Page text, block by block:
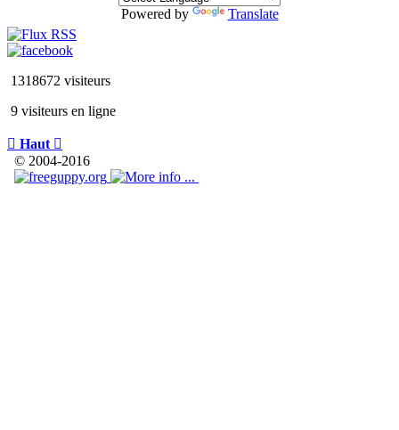
Powered by Translate
1318672 visiteurs
9 visiteurs en ligne
 Haut 
© 2004-2016